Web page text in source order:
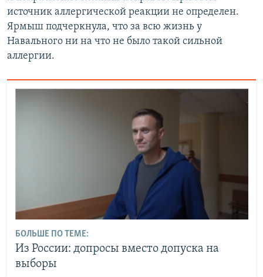
источник аллергической реакции не определен.
Ярмыш подчеркнула, что за всю жизнь у
Навального ни на что не было такой сильной
аллергии.
БОЛЬШЕ ПО ТЕМЕ:
Из России: допросы вместо допуска на
выборы